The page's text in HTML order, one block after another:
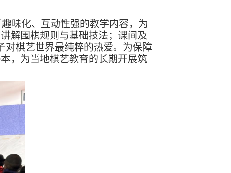
味化、互动性强的教学内容，为
解围棋规则与基础技法；课间及
对棋艺世界最纯粹的热爱。为保障
，为当地棋艺教育的长期开展筑